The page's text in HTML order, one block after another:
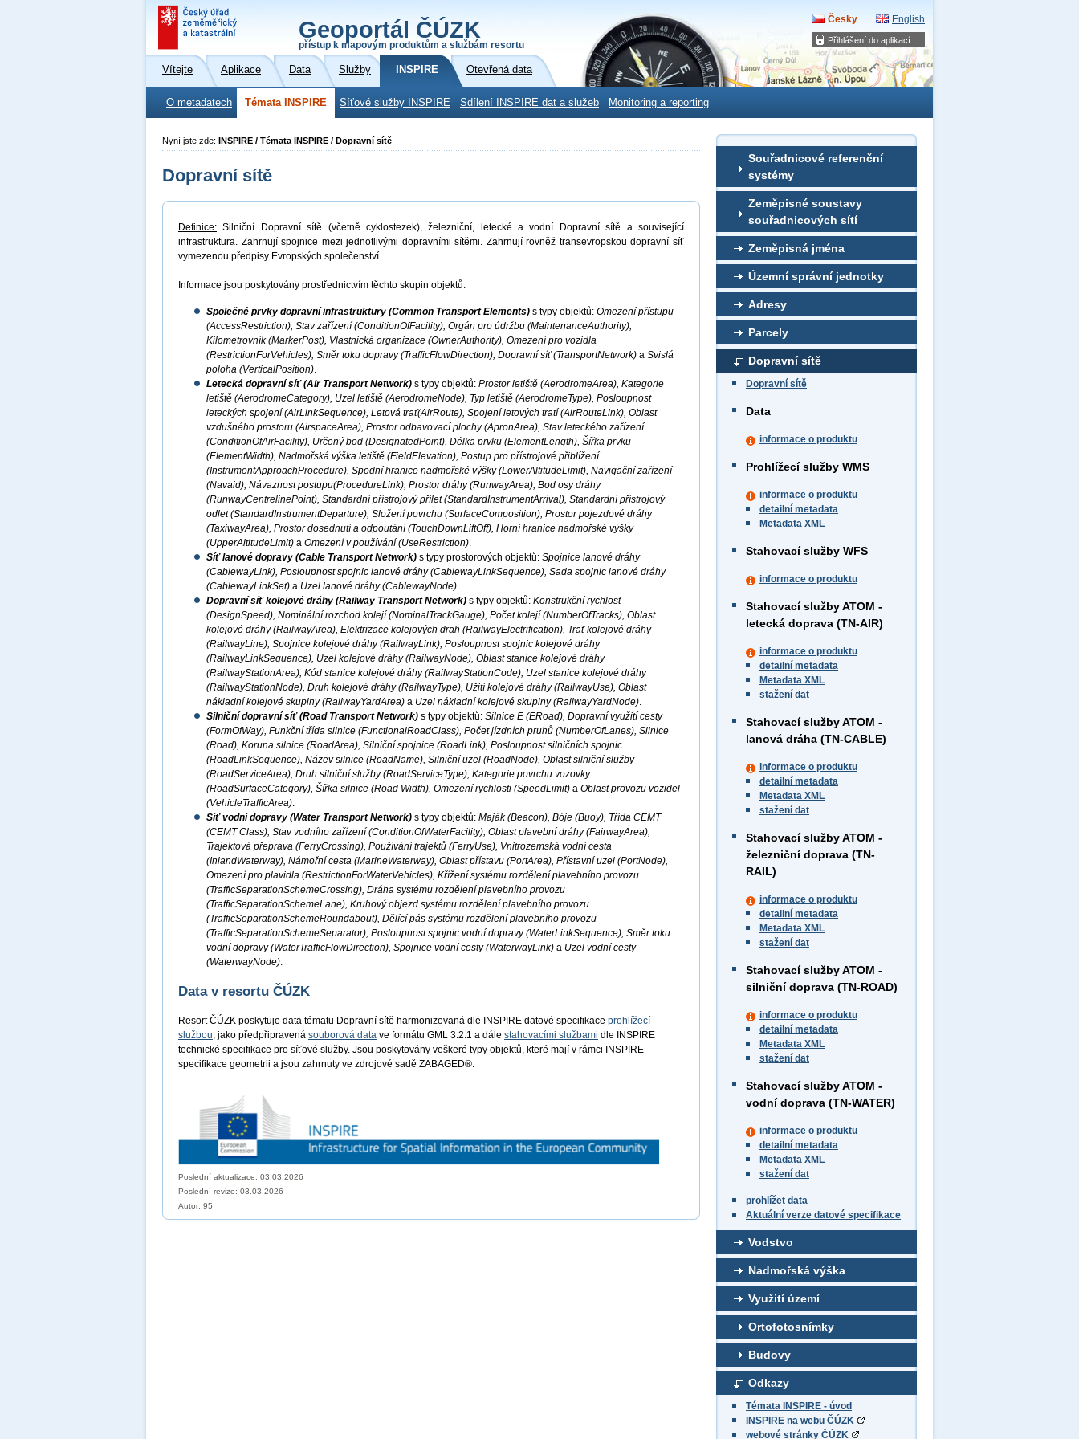
Přihlášení do aplikací
Geoportál ČÚZK
přístup k mapovým produktům a službám resortu
Česky English
Vítejte Aplikace Data Služby INSPIRE Otevřená data
O metadatech Témata INSPIRE Síťové služby INSPIRE Sdílení INSPIRE dat a služeb Monitoring a reporting
Souřadnicové referenční
systémy
Zeměpisné soustavy
souřadnicových sítí
Zeměpisná jména
Územní správní jednotky
Adresy
Parcely
Dopravní sítě
Dopravní sítě
Data
informace o produktu
Prohlížecí služby WMS
informace o produktu
detailní metadata
Metadata XML
Stahovací služby WFS
informace o produktu
Stahovací služby ATOM -
letecká doprava (TN-AIR)
informace o produktu
detailní metadata
Metadata XML
stažení dat
Stahovací služby ATOM -
lanová dráha (TN-CABLE)
informace o produktu
detailní metadata
Metadata XML
stažení dat
Stahovací služby ATOM -
železniční doprava (TN-
RAIL)
informace o produktu
detailní metadata
Metadata XML
stažení dat
Stahovací služby ATOM -
silniční doprava (TN-ROAD)
informace o produktu
detailní metadata
Metadata XML
stažení dat
Stahovací služby ATOM -
vodní doprava (TN-WATER)
informace o produktu
detailní metadata
Metadata XML
stažení dat
prohlížet data
Aktuální verze datové specifikace
Vodstvo
Nadmořská výška
Využití území
Ortofotosnímky
Budovy
Odkazy
Témata INSPIRE - úvod
INSPIRE na webu ČÚZK
webové stránky ČÚZK
Nyní jste zde: INSPIRE / Témata INSPIRE / Dopravní sítě
Dopravní sítě
Definice: Silniční Dopravní sítě (včetně cyklostezek), železniční, letecké a vodní Dopravní sítě a související
infrastruktura. Zahrnují spojnice mezi jednotlivými dopravními sítěmi. Zahrnují rovněž transevropskou dopravní síť
vymezenou předpisy Evropských společenství.
Informace jsou poskytovány prostřednictvím těchto skupin objektů:
Společné prvky dopravní infrastruktury (Common Transport Elements) s typy objektů: Omezení přístupu
(AccessRestriction), Stav zařízení (ConditionOfFacility), Orgán pro údržbu (MaintenanceAuthority),
Kilometrovník (MarkerPost), Vlastnická organizace (OwnerAuthority), Omezení pro vozidla
(RestrictionForVehicles), Směr toku dopravy (TrafficFlowDirection), Dopravní síť (TransportNetwork) a Svislá
poloha (VerticalPosition).
Letecká dopravní síť (Air Transport Network) s typy objektů: Prostor letiště (AerodromeArea), Kategorie
letiště (AerodromeCategory), Uzel letiště (AerodromeNode), Typ letiště (AerodromeType), Posloupnost
leteckých spojení (AirLinkSequence), Letová trať(AirRoute), Spojení letových tratí (AirRouteLink), Oblast
vzdušného prostoru (AirspaceArea), Prostor odbavovací plochy (ApronArea), Stav leteckého zařízení
(ConditionOfAirFacility), Určený bod (DesignatedPoint), Délka prvku (ElementLength), Šířka prvku
(ElementWidth), Nadmořská výška letiště (FieldElevation), Postup pro přístrojové přiblížení
(InstrumentApproachProcedure), Spodní hranice nadmořské výšky (LowerAltitudeLimit), Navigační zařízení
(Navaid), Návaznost postupu(ProcedureLink), Prostor dráhy (RunwayArea), Bod osy dráhy
(RunwayCentrelinePoint), Standardní přístrojový přílet (StandardInstrumentArrival), Standardní přístrojový
odlet (StandardInstrumentDeparture), Složení povrchu (SurfaceComposition), Prostor pojezdové dráhy
(TaxiwayArea), Prostor dosednutí a odpoutání (TouchDownLiftOff), Horní hranice nadmořské výšky
(UpperAltitudeLimit) a Omezení v používání (UseRestriction).
Síť lanové dopravy (Cable Transport Network) s typy prostorových objektů: Spojnice lanové dráhy
(CablewayLink), Posloupnost spojnic lanové dráhy (CablewayLinkSequence), Sada spojnic lanové dráhy
(CablewayLinkSet) a Uzel lanové dráhy (CablewayNode).
Dopravní síť kolejové dráhy (Railway Transport Network) s typy objektů: Konstrukční rychlost
(DesignSpeed), Nominální rozchod kolejí (NominalTrackGauge), Počet kolejí (NumberOfTracks), Oblast
kolejové dráhy (RailwayArea), Elektrizace kolejových drah (RailwayElectrification), Trať kolejové dráhy
(RailwayLine), Spojnice kolejové dráhy (RailwayLink), Posloupnost spojnic kolejové dráhy
(RailwayLinkSequence), Uzel kolejové dráhy (RailwayNode), Oblast stanice kolejové dráhy
(RailwayStationArea), Kód stanice kolejové dráhy (RailwayStationCode), Uzel stanice kolejové dráhy
(RailwayStationNode), Druh kolejové dráhy (RailwayType), Užití kolejové dráhy (RailwayUse), Oblast
nákladní kolejové skupiny (RailwayYardArea) a Uzel nákladní kolejové skupiny (RailwayYardNode).
Silniční dopravní síť (Road Transport Network) s typy objektů: Silnice E (ERoad), Dopravní využití cesty
(FormOfWay), Funkční třída silnice (FunctionalRoadClass), Počet jízdních pruhů (NumberOfLanes), Silnice
(Road), Koruna silnice (RoadArea), Silniční spojnice (RoadLink), Posloupnost silničních spojnic
(RoadLinkSequence), Název silnice (RoadName), Silniční uzel (RoadNode), Oblast silniční služby
(RoadServiceArea), Druh silniční služby (RoadServiceType), Kategorie povrchu vozovky
(RoadSurfaceCategory), Šířka silnice (Road Width), Omezení rychlosti (SpeedLimit) a Oblast provozu vozidel
(VehicleTrafficArea).
Síť vodní dopravy (Water Transport Network) s typy objektů: Maják (Beacon), Bóje (Buoy), Třída CEMT
(CEMT Class), Stav vodního zařízení (ConditionOfWaterFacility), Oblast plavební dráhy (FairwayArea),
Trajektová přeprava (FerryCrossing), Používání trajektů (FerryUse), Vnitrozemská vodní cesta
(InlandWaterway), Námořní cesta (MarineWaterway), Oblast přístavu (PortArea), Přístavní uzel (PortNode),
Omezení pro plavidla (RestrictionForWaterVehicles), Křížení systému rozdělení plavebního provozu
(TrafficSeparationSchemeCrossing), Dráha systému rozdělení plavebního provozu
(TrafficSeparationSchemeLane), Kruhový objezd systému rozdělení plavebního provozu
(TrafficSeparationSchemeRoundabout), Dělící pás systému rozdělení plavebního provozu
(TrafficSeparationSchemeSeparator), Posloupnost spojnic vodní dopravy (WaterLinkSequence), Směr toku
vodní dopravy (WaterTrafficFlowDirection), Spojnice vodní cesty (WaterwayLink) a Uzel vodní cesty
(WaterwayNode).
Data v resortu ČÚZK
Resort ČÚZK poskytuje data tématu Dopravní sítě harmonizovaná dle INSPIRE datové specifikace prohlížecí
službou, jako předpřipravená souborová data ve formátu GML 3.2.1 a dále stahovacími službami dle INSPIRE
technické specifikace pro síťové služby. Jsou poskytovány veškeré typy objektů, které mají v rámci INSPIRE
specifikace geometrii a jsou zahrnuty ve zdrojové sadě ZABAGED®.
Poslední aktualizace: 03.03.2026
Poslední revize: 03.03.2026
Autor: 95